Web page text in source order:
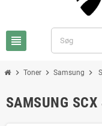
view_headline
chevron_right Toner chevron_right Samsung chevron_right
SAMSUNG